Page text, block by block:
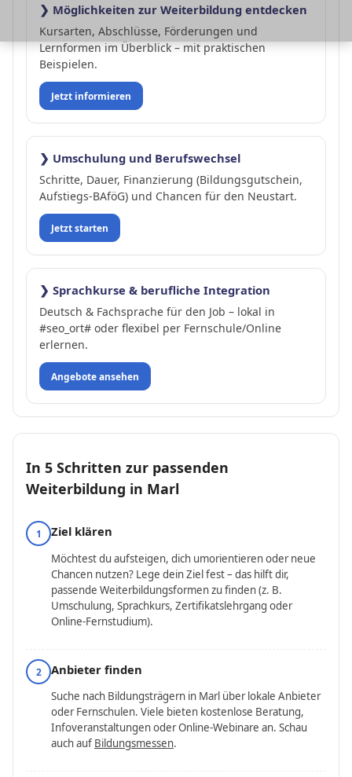
❯ Möglichkeiten zur Weiterbildung entdecken
Kursarten, Abschlüsse, Förderungen und
Lernformen im Überblick – mit praktischen
Beispielen.
Jetzt informieren
❯ Umschulung und Berufswechsel
Schritte, Dauer, Finanzierung (Bildungsgutschein,
Aufstiegs-BAföG) und Chancen für den Neustart.
Jetzt starten
❯ Sprachkurse & berufliche Integration
Deutsch & Fachsprache für den Job – lokal in
#seo_ort# oder flexibel per Fernschule/Online
erlernen.
Angebote ansehen
In 5 Schritten zur passenden
Weiterbildung in Marl
1 Ziel klären
Möchtest du aufsteigen, dich umorientieren oder neue
Chancen nutzen? Lege dein Ziel fest – das hilft dir,
passende Weiterbildungsformen zu finden (z. B.
Umschulung, Sprachkurs, Zertifikatslehrgang oder
Online-Fernstudium).
2 Anbieter finden
Suche nach Bildungsträgern in Marl über lokale Anbieter
oder Fernschulen. Viele bieten kostenlose Beratung,
Infoveranstaltungen oder Online-Webinare an. Schau
auch auf Bildungsmessen.